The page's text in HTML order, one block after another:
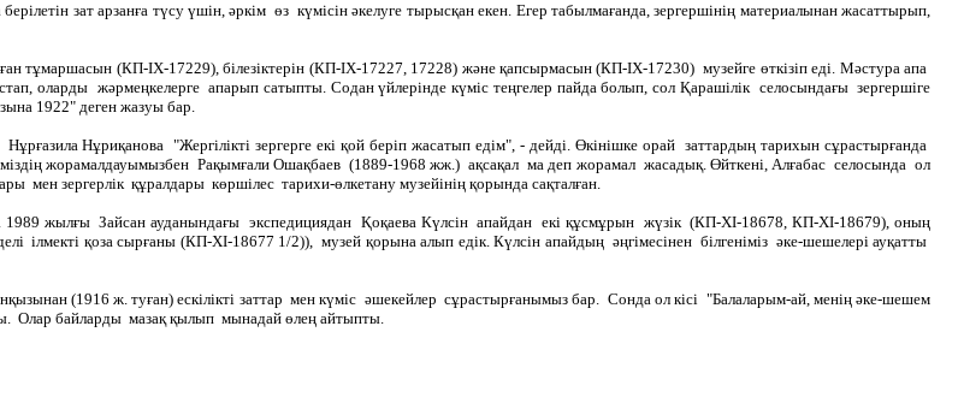
зат арзанға түсу үшін, әркім өз күмісін әкелуге тырысқан екен. Егер табылмағанда, зергершінің материалынан жасаттырып,
(КП-ІХ-17229), білезіктерін (КП-ІХ-17227, 17228) және қапсырмасын (КП-ІХ-17230) музейге өткізіп еді. Мәстура апа
оларды жәрмеңкелерге апарып сатыпты. Содан үйлерінде күміс теңгелер пайда болып, сол Қарашілік селосындағы зергершіге
1922" деген жазуы бар.
Нұриқанова "Жергілікті зергерге екі қой беріп жасатып едім", - дейді. Өкінішке орай заттардың тарихын сұрастырғанда
жорамалдауымызбен Рақымғали Ошақбаев (1889-1968 жж.) ақсақал ма деп жорамал жасадық. Өйткені, Алғабас селосында ол
мен зергерлік құралдары көршілес тарихи-өлкетану музейінің қорында сақталған.
жылғы Зайсан ауданындағы экспедициядан Қоқаева Күлсін апайдан екі құсмұрын жүзік (КП-ХІ-18678, КП-ХІ-18679), оның
ілмекті қоза сырғаны (КП-ХІ-18677 1/2)), музей қорына алып едік. Күлсін апайдың әңгімесінен білгеніміз әке-шешелері ауқатты
(1916 ж. туған) ескілікті заттар мен күміс әшекейлер сұрастырғанымыз бар. Сонда ол кісі "Балаларым-ай, менің әке-шешем
Олар байларды мазақ қылып мынадай өлең айтыпты.